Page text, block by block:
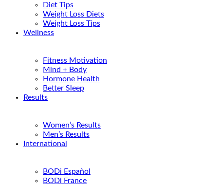
Diet Tips
Weight Loss Diets
Weight Loss Tips
Wellness
Fitness Motivation
Mind + Body
Hormone Health
Better Sleep
Results
Women’s Results
Men’s Results
International
BODi Español
BODi France